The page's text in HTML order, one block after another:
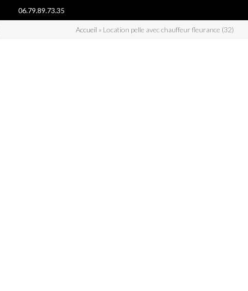
06.79.89.73.35
Accueil » Location pelle avec chauffeur fleurance (32)